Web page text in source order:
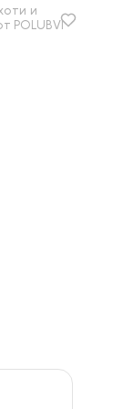
и
POLUBVI